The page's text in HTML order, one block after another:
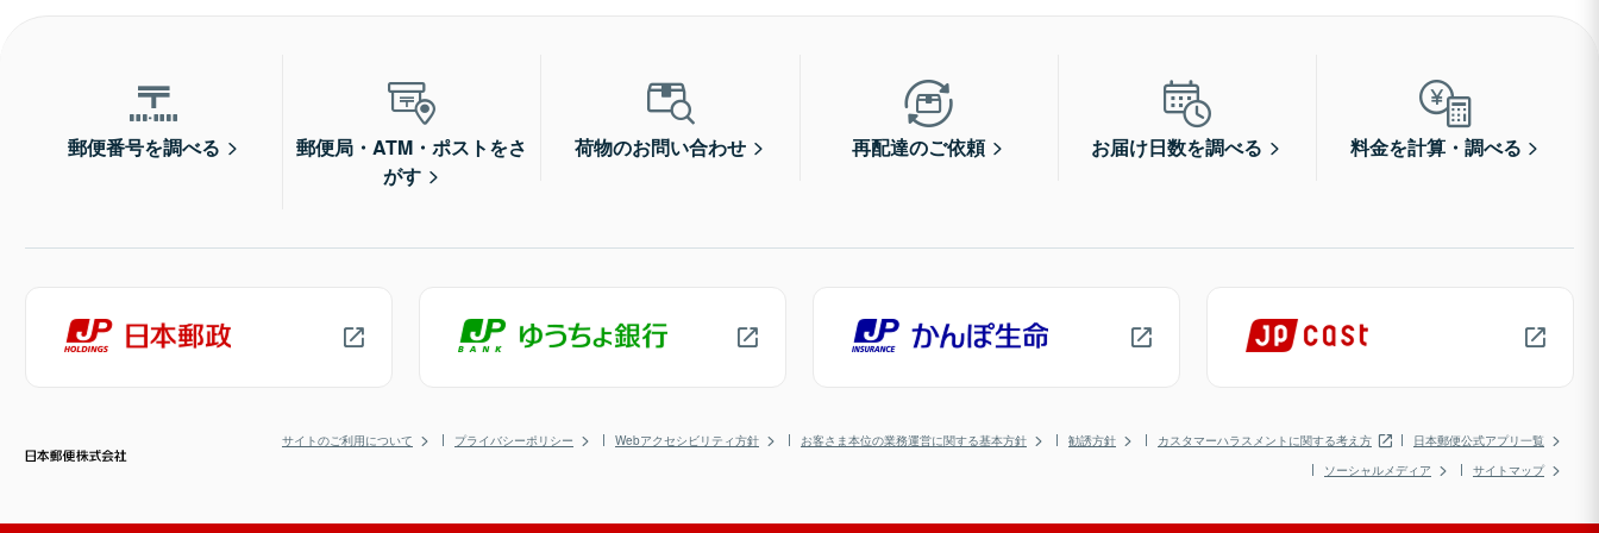
郵便番号を調べる
郵便局・ATM・ポストをさ
がす
荷物のお問い合わせ 再配達のご依頼 お届け日数を調べる 料金を計算・調べる
サイトのご利用について プライバシーポリシー Webアクセシビリティ方針 お客さま本位の業務運営に関する基本方針 勧誘方針 カスタマーハラスメントに関する考え方
日本郵便公式アプリ一覧
ソーシャルメディア
サイトマップ